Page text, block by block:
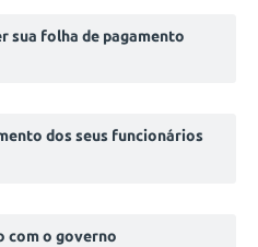
sua folha de pagamento
dos seus funcionários
com o governo